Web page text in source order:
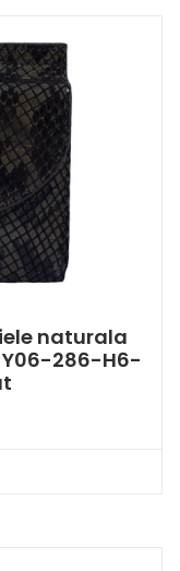
naturala
286-H6-